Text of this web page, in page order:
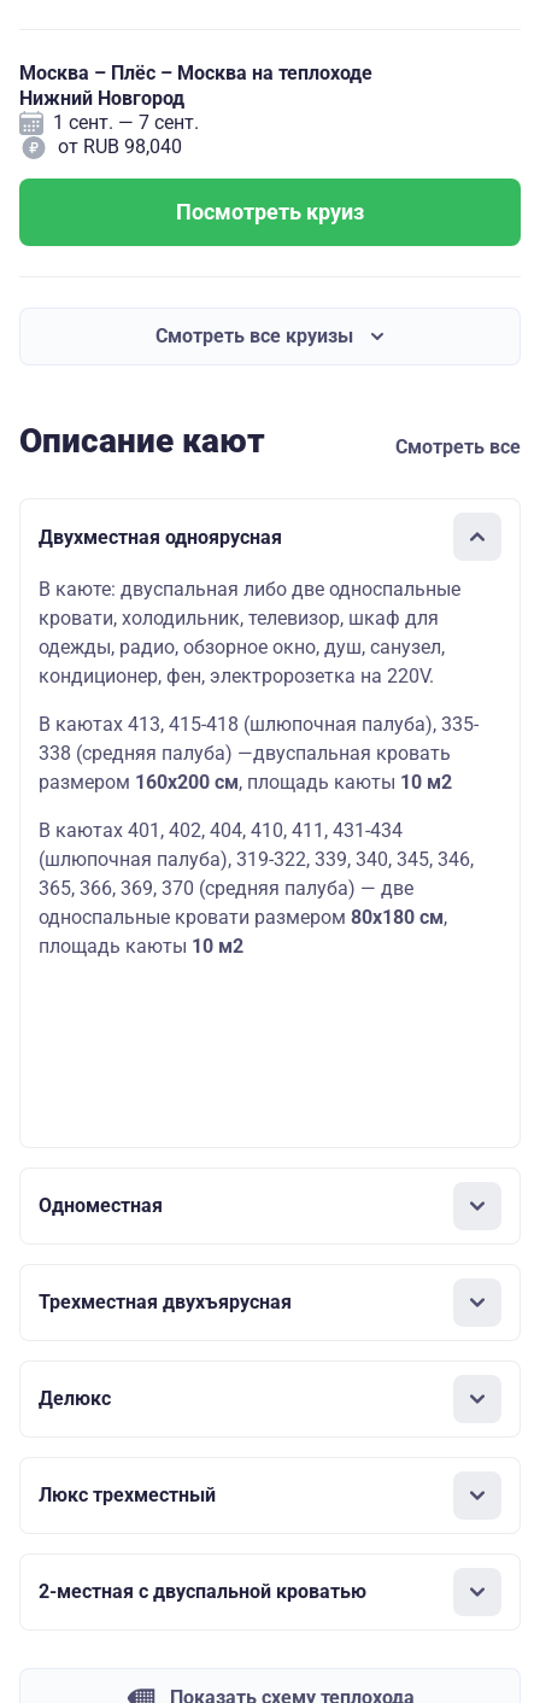
Москва – Плёс – Москва на теплоходе
Нижний Новгород
1 сент. — 7 сент.
от RUB 98,040
Посмотреть круиз
Смотреть все круизы
Описание кают Смотреть все
Двухместная одноярусная
В каюте: двуспальная либо две односпальные
кровати, холодильник, телевизор, шкаф для
одежды, радио, обзорное окно, душ, санузел,
кондиционер, фен, электророзетка на 220V.
В каютах 413, 415-418 (шлюпочная палуба), 335-
338 (средняя палуба) —двуспальная кровать
размером 160х200 см, площадь каюты 10 м2
В каютах 401, 402, 404, 410, 411, 431-434
(шлюпочная палуба), 319-322, 339, 340, 345, 346,
365, 366, 369, 370 (средняя палуба) — две
односпальные кровати размером 80х180 см,
площадь каюты 10 м2
Одноместная
Трехместная двухъярусная
Делюкс
Люкс трехместный
2-местная с двуспальной кроватью
Показать схему теплохода